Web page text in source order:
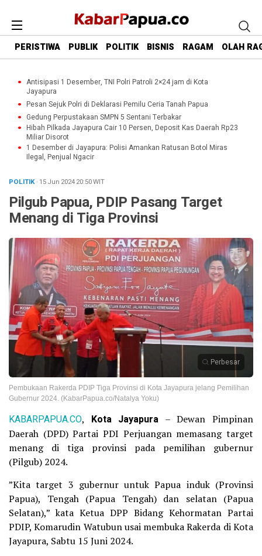
PERISTIWA PUBLIK POLITIK BISNIS RAGAM OLAH
Antisipasi 1 Desember, TNI Polri Patroli 2×24 jam di Kota
Jayapura
Pesan Sejuk Polri di Deklarasi Pemilu Ceria Tanah Papua
Gedung Perpustakaan SMPN 5 Sentani Terbakar
Hibah Pilkada Jayapura Cair 10 Persen, Deposit Kas Daerah Rp23
Miliar Disorot
1 Desember di Jayapura: Polisi Amankan Ratusan Botol Miras
Ilegal, Penjual Ngacir
POLITIK· 15 Jun 202420:50WIT
Pilgub Papua, PDIP Pasang Target
Menang di Tiga Provinsi
Perbesar
Pembukaan Rakerda PDIP Tiga Provinsi di Kota Jayapura jelang Pemilihan
Gubernur 2024. (KabarPapua.co/Natalya Yoku)
KABARPAPUA.CO, Kota Jayapura – Dewan Pimpinan
Daerah (DPD) Partai PDI Perjuangan memasang target
menang di tiga provinsi pada pemilihan gubernur
(Pilgub) 2024.
”Kita target 3 gubernur untuk Papua induk (Provinsi
Papua), Tengah (Papua Tengah) dan selatan (Papua
Selatan),” kata Ketua DPP Bidang Kehormatan Partai
PDIP, Komarudin Watubun usai membuka Rakerda di Kota
Jayapura, Sabtu 15 Juni 2024.